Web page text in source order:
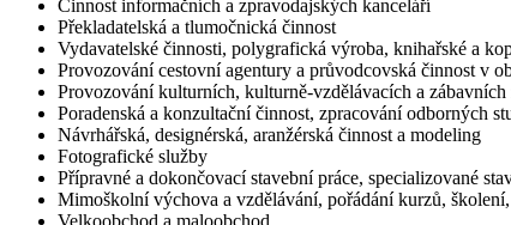
Činnost informačních a zpravodajských kanceláří
Překladatelská a tlumočnická činnost
Vydavatelské činnosti, polygrafická výroba, knihařské a
Provozování cestovní agentury a průvodcovská činnost v
Provozování kulturních, kulturně-vzdělávacích a
Poradenská a konzultační činnost, zpracování odborných
Návrhářská, designérská, aranžérská činnost a modeling
Fotografické služby
Přípravné a dokončovací stavební práce, specializované
Mimoškolní výchova a vzdělávání, pořádání kurzů,